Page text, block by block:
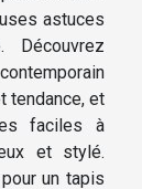
astuces
Découvrez
tendance, et
faciles à
et stylé.
un tapis